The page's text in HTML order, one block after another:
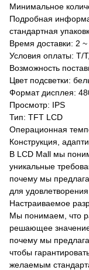
Минимальное
Подробная
стандартная
Время доставки: 2
Условия оплаты: T/
Возможность
Цвет подсветки:
Формат дисплея:
Просмотр: IPS
Тип: TFT LCD
Операционная
Конструкция,
В LCD Mall мы
уникальные
почему мы
для
Настраиваемое
Мы понимаем, что
решающее значение
почему мы
чтобы
желаемым